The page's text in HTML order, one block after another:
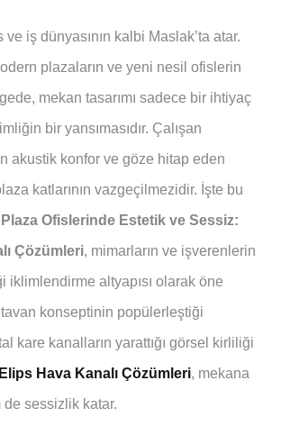
ve iş dünyasının kalbi Maslak’ta atar.
plazaların ve yeni nesil ofislerin
mekan tasarımı sadece bir ihtiyaç
bir yansımasıdır. Çalışan
akustik konfor ve göze hitap eden
katlarının vazgeçilmezidir. İşte bu
Plaza Ofislerinde Estetik ve Sessiz:
Çözümleri, mimarların ve işverenlerin
iklimlendirme altyapısı olarak öne
tavan konseptinin popülerleştiği
kare kanalların yarattığı görsel kirliliği
Elips Hava Kanalı Çözümleri, mekana
de sessizlik katar.